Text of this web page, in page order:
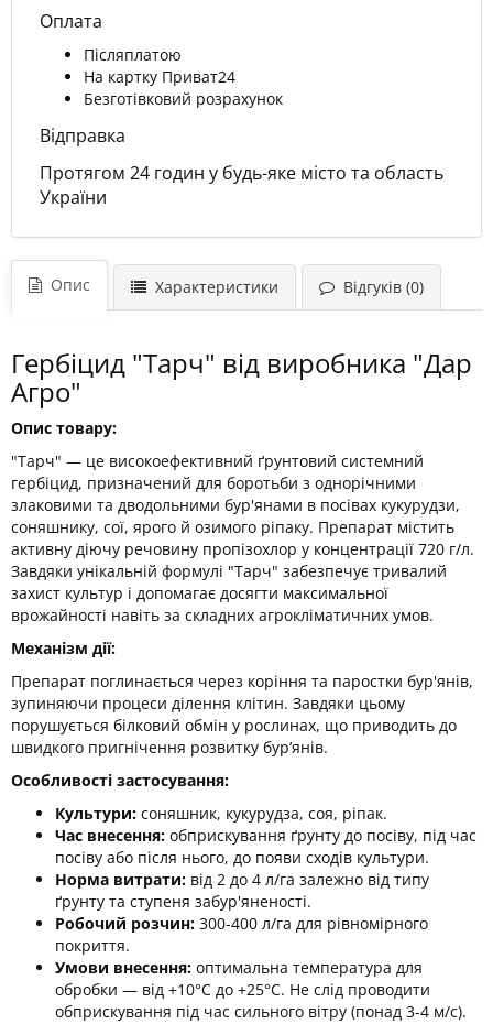
Оплата
Післяплатою
На картку Приват24
Безготівковий розрахунок
Відправка
Протягом 24 годин у будь-яке місто та область
України
Опис Характеристики Відгуків (0)
Гербіцид "Тарч" від виробника "Дар
Агро"
Опис товару:
"Тарч" — це високоефективний ґрунтовий системний
гербіцид, призначений для боротьби з однорічними
злаковими та дводольними бур'янами в посівах кукурудзи,
соняшнику, сої, ярого й озимого ріпаку. Препарат містить
активну діючу речовину пропізохлор у концентрації 720 г/л.
Завдяки унікальній формулі "Тарч" забезпечує тривалий
захист культур і допомагає досягти максимальної
врожайності навіть за складних агрокліматичних умов.
Механізм дії:
Препарат поглинається через коріння та паростки бур'янів,
зупиняючи процеси ділення клітин. Завдяки цьому
порушується білковий обмін у рослинах, що приводить до
швидкого пригнічення розвитку бур’янів.
Особливості застосування:
Культури: соняшник, кукурудза, соя, ріпак.
Час внесення: обприскування ґрунту до посіву, під час
посіву або після нього, до появи сходів культури.
Норма витрати: від 2 до 4 л/га залежно від типу
ґрунту та ступеня забур'яненості.
Робочий розчин: 300-400 л/га для рівномірного
покриття.
Умови внесення: оптимальна температура для
обробки — від +10°C до +25°C. Не слід проводити
обприскування під час сильного вітру (понад 3-4 м/с).